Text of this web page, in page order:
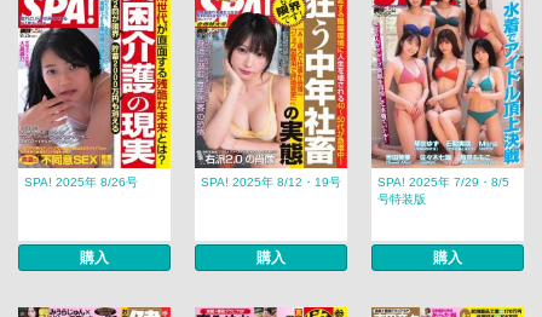
SPA! 2025年 8/26号
購入
SPA! 2025年 8/12・19号
購入
SPA! 2025年 7/29・8/5
号特装版
購入